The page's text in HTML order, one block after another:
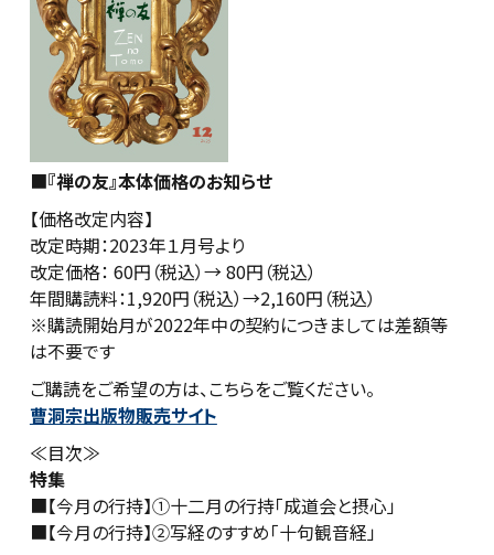
■『禅の友』本体価格のお知らせ
【価格改定内容】
改定時期：2023年１月号より
改定価格： 60円（税込）→ 80円（税込）
年間購読料：1,920円（税込）→2,160円（税込）
※購読開始月が2022年中の契約につきましては差額等
は不要です
ご購読をご希望の方は、こちらをご覧ください。
曹洞宗出版物販売サイト
≪目次≫
特集
■【今月の行持】①十二月の行持「成道会と摂心」
■【今月の行持】②写経のすすめ「十句観音経」